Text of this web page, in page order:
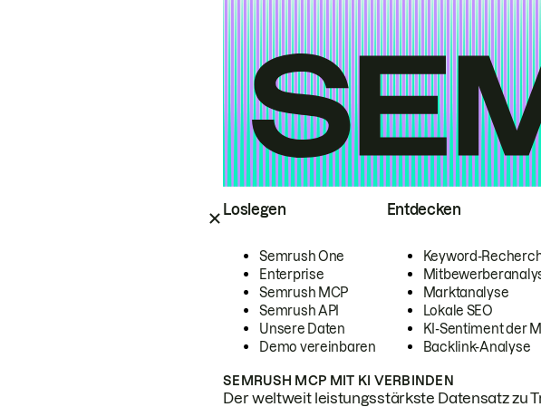
Loslegen
Semrush One
Enterprise
Semrush MCP
Semrush API
Unsere Daten
Demo vereinbaren
Entdecken
Keyword-
Marktanalyse
Lokale SEO
KI-Sentiment der
Backlink-Analyse
SEMRUSH MCP MIT KI VERBINDEN
Der weltweit leistungsstärkste Datensatz zu